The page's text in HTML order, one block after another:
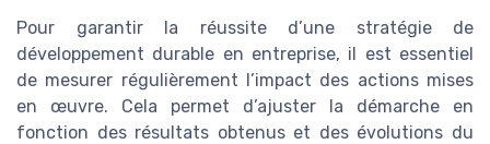
Pour garantir la réussite d’une stratégie de
développement durable en entreprise, il est essentiel
de mesurer régulièrement l’impact des actions mises
en œuvre. Cela permet d’ajuster la démarche en
fonction des résultats obtenus et des évolutions du